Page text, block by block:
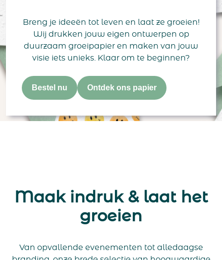
Breng je ideeën tot leven en laat ze groeien!
Wij drukken jouw eigen ontwerpen op
duurzaam groeipapier en maken van jouw
visie iets unieks. Klaar om te beginnen?
Bestel nu Ontdek ons papier
Maak indruk & laat het
groeien
Van opvallende evenementen tot alledaagse